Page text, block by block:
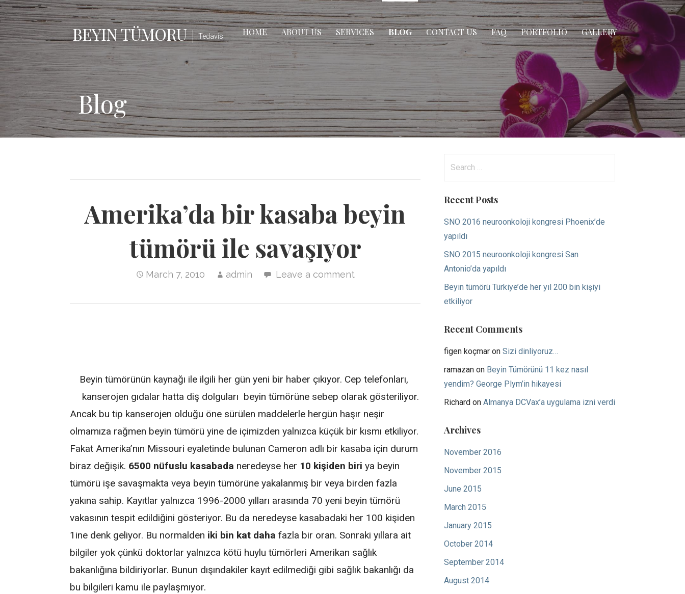
Skip
to
content
BEYIN TÜMORU Tedavisi HOME ABOUT US SERVICES BLOG CONTACT US FAQ PORTFOLIO GALLERY
Blog
Amerika’da bir kasaba beyin
tümörü ile savaşıyor
March 7, 2010 admin Leave a comment
Beyin tümörünün kaynağı ile ilgili her gün yeni bir haber çıkıyor. Cep telefonları,
kanserojen gıdalar hatta diş dolguları beyin tümörüne sebep olarak gösteriliyor.
Ancak bu tip kanserojen olduğu öne sürülen maddelerle hergün haşır neşir
olmamıza rağmen beyin tümörü yine de içimizden yalnızca küçük bir kısmı etkiliyor.
Fakat Amerika’nın Missouri eyaletinde bulunan Cameron adlı bir kasaba için durum
biraz değişik. 6500 nüfuslu kasabada neredeyse her 10 kişiden biri ya beyin
tümörü işe savaşmakta veya beyin tümörüne yakalanmış bir veya birden fazla
yakına sahip. Kayıtlar yalnızca 1996-2000 yılları arasında 70 yeni beyin tümörü
vakasının tespit edildiğini gösteriyor. Bu da neredeyse kasabadaki her 100 kişiden
1ine denk geliyor. Bu normalden iki bin kat dahafazla bir oran. Sonraki yıllara ait
bilgiler yok çünkü doktorlar yalnızca kötü huylu tümörleri Amerikan sağlık
bakanlığına bildiriyorlar. Bunun dışındakiler kayıt edilmediği gibi sağlık bakanlığı da
bu bilgileri kamu ile paylaşmıyor.
Recent Posts
SNO 2016 neuroonkoloji kongresi Phoenix’de
yapıldı
SNO 2015 neuroonkoloji kongresi San
Antonio’da yapıldı
Beyin tümörü Türkiye’de her yıl 200 bin kişiyi
etkiliyor
Recent Comments
figen koçmaron Sizi dinliyoruz…
ramazanon Beyin Tümörünü 11 kez nasıl
yendim? George Plym’in hikayesi
Richardon Almanya DCVax’a uygulama izni verdi
Archives
November 2016
November 2015
June 2015
March 2015
January 2015
October 2014
September 2014
August 2014